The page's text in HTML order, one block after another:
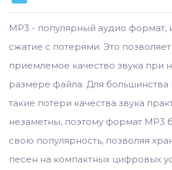
MP3 - популярный аудио формат,
сжатие с потерями. Это
приемлемое качество звука при
размере файла. Для большинства
такие потери качества звука
незаметны, поэтому формат MP3
свою популярность, позволяя
песен на компактных цифровых